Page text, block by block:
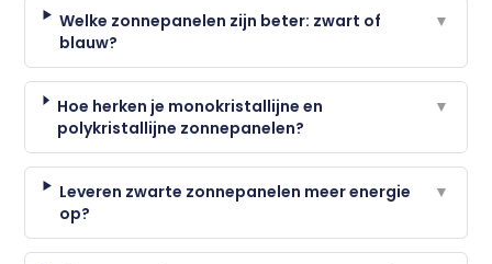
Welke zonnepanelen zijn beter: zwart of
blauw?
▼
Hoe herken je monokristallijne en
polykristallijne zonnepanelen?
▼
Leveren zwarte zonnepanelen meer energie
op?
▼